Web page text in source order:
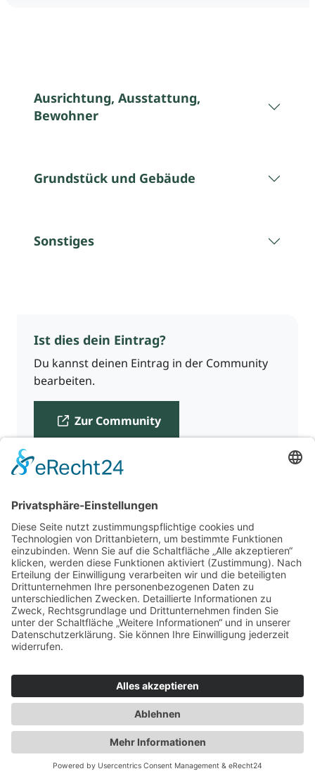
Ausrichtung, Ausstattung,
Bewohner
Grundstück und Gebäude
Sonstiges
Ist dies dein Eintrag?
Du kannst deinen Eintrag in der Community
bearbeiten.
Zur Community
Für Beratende
Kontakt
Über uns